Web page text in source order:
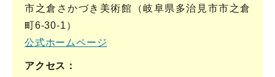
市之倉さかづき美術館（岐阜県多治見市市之倉
町6‐30‐1）
公式ホームページ
アクセス